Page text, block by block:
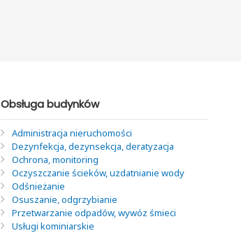
Obsługa budynków
Administracja nieruchomości
Dezynfekcja, dezynsekcja, deratyzacja
Ochrona, monitoring
Oczyszczanie ścieków, uzdatnianie wody
Odśnieżanie
Osuszanie, odgrzybianie
Przetwarzanie odpadów, wywóz śmieci
Usługi kominiarskie